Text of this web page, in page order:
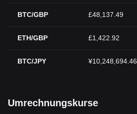
BTC/GBP £48,137.49
ETH/GBP £1,422.92
BTC/JPY ¥10,248,694.46
Umrechnungskurse